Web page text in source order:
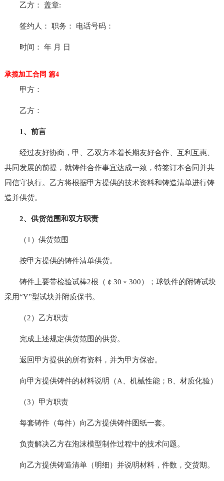
乙方： 盖章:
签约人： 职务： 电话号码：
时间： 年 月 日
承揽加工合同 篇4
甲方：
乙方：
1、前言
经过友好协商，甲、乙双方本着长期友好合作、互利互惠、
共同发展的前提，就铸件合作事宜达成一致，特签订本合同并共
同信守执行。乙方将根据甲方提供的技术资料和铸造清单进行铸
造并供货。
2、供货范围和双方职责
（1）供货范围
按甲方提供的铸件清单供货。
铸件上要带检验试棒2根（￠30﹡300）；球铁件的附铸试块
采用“Y”型试块并附质保书。
（2）乙方职责
完成上述规定供货范围的供货。
返回甲方提供的所有资料，并为甲方保密。
向甲方提供铸件的材料说明（A、机械性能；B、材质化验）
（3）甲方职责
每套铸件（每件）向乙方提供铸件图纸一套。
负责解决乙方在泡沫模型制作过程中的技术问题。
向乙方提供铸造清单（明细）并说明材料，件数，交货期。